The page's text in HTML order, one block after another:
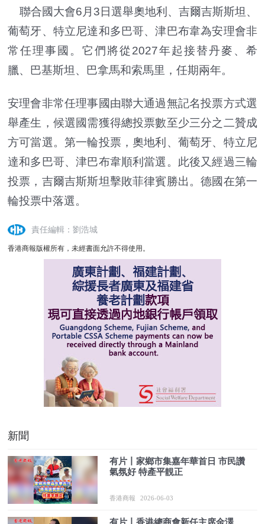
聯合國大會6月3日選舉奧地利、吉爾吉斯斯坦、
葡萄牙、特立尼達和多巴哥、津巴布韋為安理會非
常任理事國。它們將從2027年起接替丹麥、希
臘、巴基斯坦、巴拿馬和索馬里，任期兩年。
安理會非常任理事國由聯大通過無記名投票方式選
舉產生，候選國需獲得總投票數至少三分之二贊成
方可當選。第一輪投票，奧地利、葡萄牙、特立尼
達和多巴哥、津巴布韋順利當選。此後又經過三輪
投票，吉爾吉斯斯坦擊敗菲律賓勝出。德國在第一
輪投票中落選。
責任編輯：劉浩城
香港商報版權所有，未經書面允許不得使用。
新聞
有片丨家鄉市集嘉年華首日 市民讚
氣氛好 特產平靚正
香港商報 2026-06-03
有片丨香港總商會新任主席金澤